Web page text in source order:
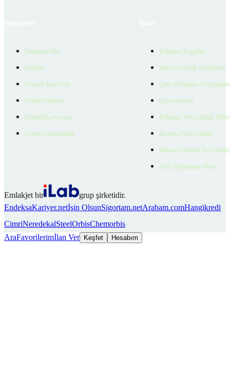
Danışman Bul
Projeler
Ücretsiz İlan Verin
Üyelik Paketleri
EmlakZeka Asistan
Uzman Danışmanlar
Kullanım Koşulları
Bireysel Üyelik Sözleşmesi
Çerez Politikası ve
Çerez Ayarları
Kullanıcı Veri Gizliliği
Ziyaretçi Veri Gizliliği
Müşteri Yetkilisi Veri
Aday Aydınlatma Metni
Emlakjet bir
grup şirketidir.
EndeksaKariyer.netİşin OlsunSigortam.netArabam.comHangikredi
CimriNeredekalSteelOrbisChemorbis
AraFavorilerimİlan Ver Keşfet Hesabım